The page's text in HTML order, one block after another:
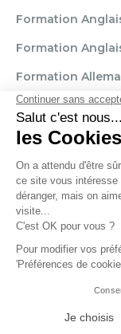
A1,
Formation
Formation
Formation
Formation
Formation Italien
Formation FLE
OÙ CHERCHEZ-
Narbonne Rouen
Nice